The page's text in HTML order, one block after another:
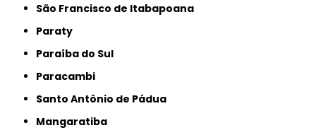
São Francisco de Itabapoana
Paraty
Paraíba do Sul
Paracambi
Santo Antônio de Pádua
Mangaratiba